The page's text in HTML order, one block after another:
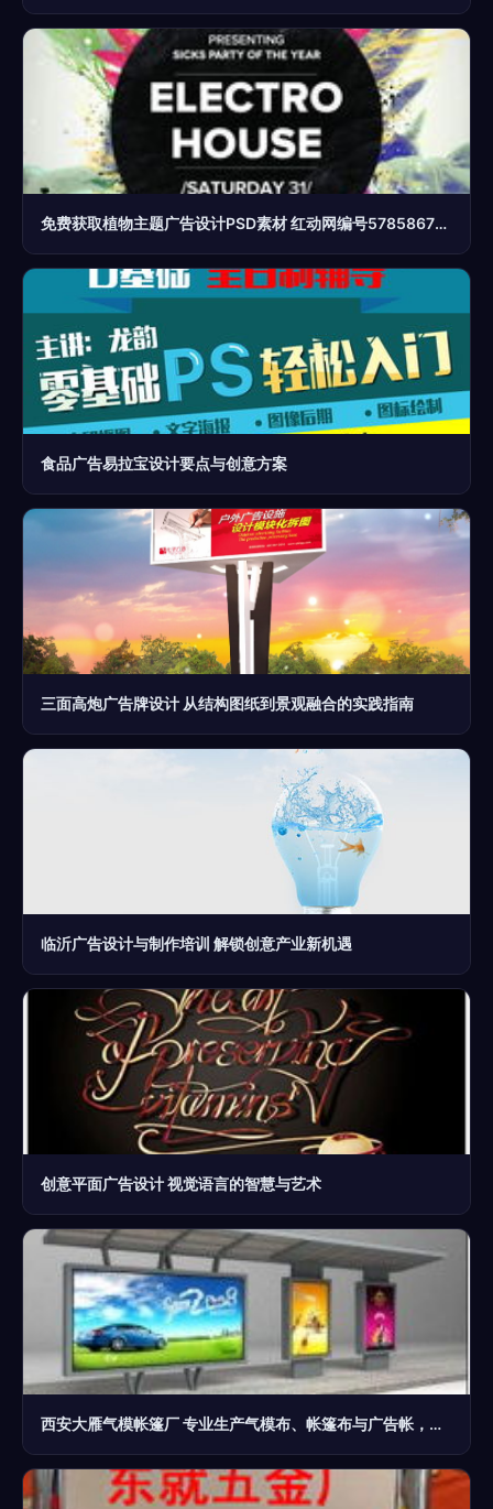
免费获取植物主题广告设计PSD素材 红动网编号5785867完全指南
食品广告易拉宝设计要点与创意方案
三面高炮广告牌设计 从结构图纸到景观融合的实践指南
临沂广告设计与制作培训 解锁创意产业新机遇
创意平面广告设计 视觉语言的智慧与艺术
西安大雁气模帐篷厂 专业生产气模布、帐篷布与广告帐，并提供优质广告设计服务